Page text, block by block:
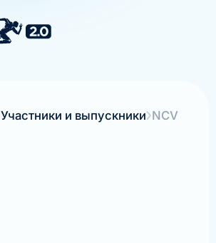
Участники и выпускники NCV